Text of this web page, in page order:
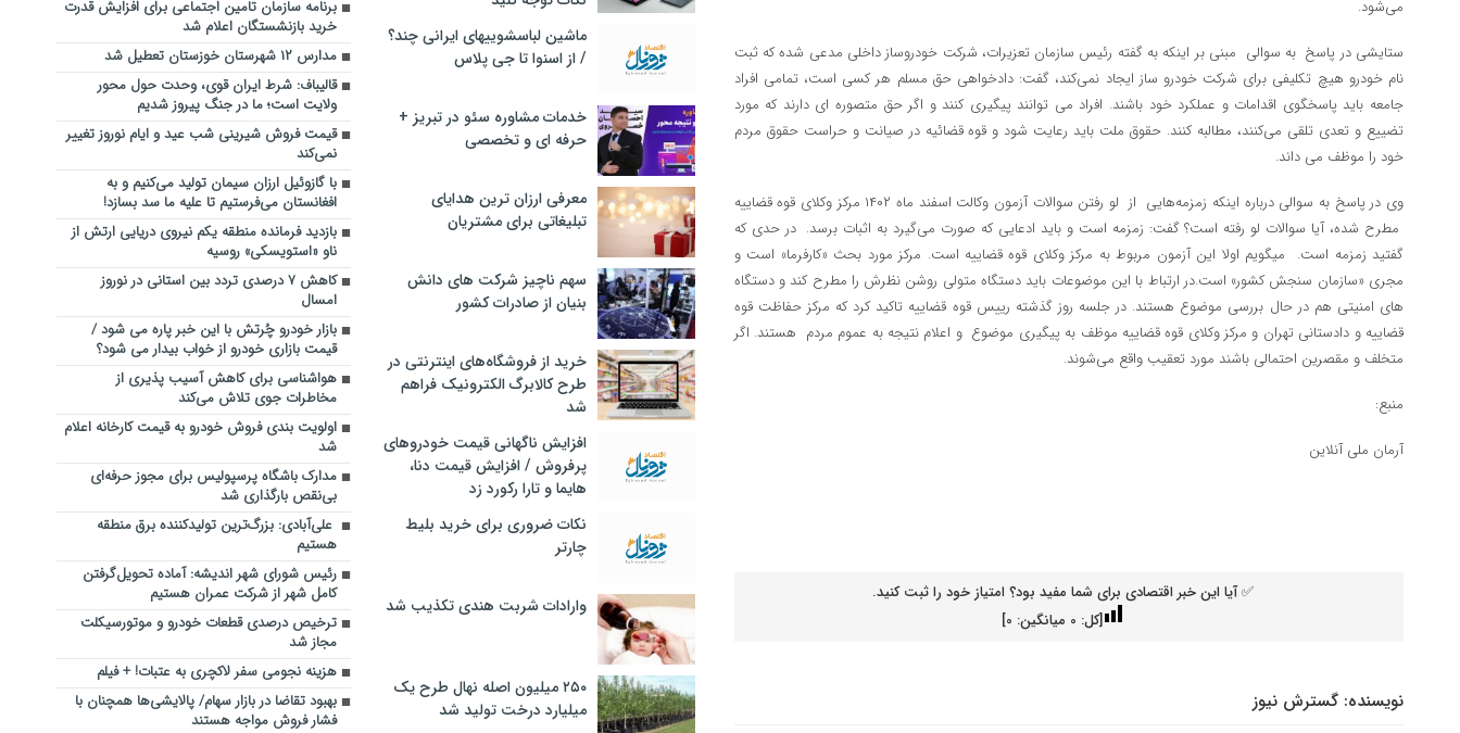
می‌شود.
ستایشی در پاسخ به سوالی مبنی بر اینکه به گفته رئیس سازمان تعزیرات، شرکت خودروساز داخلی مدعی شده که ثبت
نام خودرو هیچ تکلیفی برای شرکت خودرو ساز ایجاد نمی‌کند، گفت: دادخواهی حق مسلم هر کسی است، تمامی افراد
جامعه باید پاسخگوی اقدامات و عملکرد خود باشند. افراد می توانند پیگیری کنند و اگر حق متصوره ای دارند که مورد
تضییع و تعدی تلقی می‌کنند، مطالبه کنند. حقوق ملت باید رعایت شود و قوه قضائیه در صیانت و حراست حقوق مردم
خود را موظف می داند.
وی در پاسخ به سوالی درباره اینکه زمزمه‌هایی از لو رفتن سوالات آزمون وکالت اسفند ماه ۱۴۰۲ مرکز وکلای قوه قضاییه
مطرح شده، آیا سوالات لو رفته است؟ گفت: زمزمه است و باید ادعایی که صورت می‌گیرد به اثبات برسد. در حدی که
گفتید زمزمه است. میگویم اولا این آزمون مربوط به مرکز وکلای قوه قضاییه است. مرکز مورد بحث «کارفرما» است و
مجری «سازمان سنجش کشور» است.در ارتباط با این موضوعات باید دستگاه متولی روشن نظرش را مطرح کند و دستگاه
های امنیتی هم در حال بررسی موضوع هستند. در جلسه روز گذشته رییس قوه قضاییه تاکید کرد که مرکز حفاظت قوه
قضاییه و دادستانی تهران و مرکز وکلای قوه قضاییه موظف به پیگیری موضوع و اعلام نتیجه به عموم مردم هستند. اگر
متخلف و مقصرین احتمالی باشند مورد تعقیب واقع می‌شوند.
منبع:
آرمان ملی آنلاین
✅ آیا این خبر اقتصادی برای شما مفید بود؟ امتیاز خود را ثبت کنید.
[کل: 0 میانگین: 0
]
نویسنده: گسترش نیوز
ماشین لباسشویی‎های ایرانی چند؟
/ از اسنوا تا جی پلاس
خدمات مشاوره سئو در تبریز +
حرفه ای و تخصصی
معرفی ارزان ترین هدایای
تبلیغاتی برای مشتریان
سهم ناچیز شرکت های دانش
بنیان از صادرات کشور
خرید از فروشگاه‌های اینترنتی در
طرح کالابرگ الکترونیک فراهم
شد
افزایش ناگهانی قیمت خودروهای
پرفروش / افزایش قیمت دنا،
هایما و تارا رکورد زد
نکات ضروری برای خرید بلیط
چارتر
وارادات شربت هندی تکذیب شد
۲۵۰ میلیون اصله نهال طرح یک
میلیارد درخت تولید شد
برنامه‌ سازمان تامین اجتماعی برای افزایش قدرت
خرید بازنشستگان اعلام شد
مدارس ۱۲ شهرستان خوزستان تعطیل شد
قالیباف: شرط ایران قوی، وحدت حول محور
ولایت است؛ ما در جنگ پیروز شدیم
قیمت فروش شیرینی شب عید و ایام نوروز تغییر
نمی‌کند
با گازوئیل ارزان سیمان تولید می‌کنیم و به
افغانستان می‌فرستیم تا علیه ما سد بسازد!
بازدید فرمانده منطقه یکم نیروی دریایی ارتش از
ناو «استویسکی» روسیه
کاهش ۷ درصدی تردد بین استانی در نوروز
امسال
بازار خودرو چُرتش با این خبر پاره می شود /
قیمت بازاری خودرو از خواب بیدار می شود؟
هواشناسی برای کاهش آسیب پذیری از
مخاطرات جوی تلاش می‌کند
اولویت بندی فروش خودرو به قیمت کارخانه اعلام
شد
مدارک باشگاه پرسپولیس برای مجوز حرفه‌ای
بی‌نقص بارگذاری شد
علی‌آبادی: بزرگ‌ترین تولید‌کننده برق منطقه
هستیم
رئیس شورای شهر اندیشه: آماده تحویل‌گرفتن
کامل شهر از شرکت عمران هستیم
ترخیص درصدی قطعات خودرو و موتورسیکلت
مجاز شد
هزینه نجومی سفر لاکچری به عتبات! + فیلم
بهبود تقاضا در بازار سهام/ پالایشی‌ها همچنان با
فشار فروش مواجه هستند